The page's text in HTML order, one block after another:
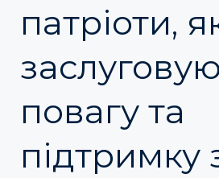
патріоти,
повагу та
підтримку